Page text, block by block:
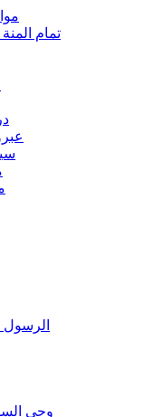
تمام
وحي